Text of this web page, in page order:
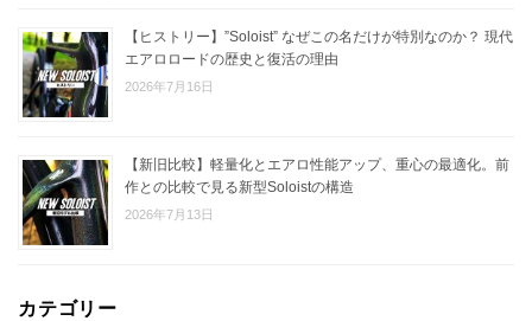
【ヒストリー】”Soloist” なぜこの名だけが特別なのか？ 現代
エアロロードの歴史と復活の理由
2026年7月16日
【新旧比較】軽量化とエアロ性能アップ、重心の最適化。前
作との比較で見る新型Soloistの構造
2026年7月13日
カテゴリー